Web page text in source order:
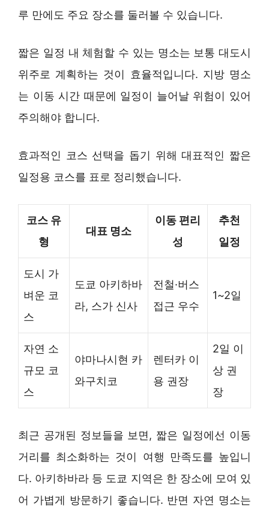
루 만에도 주요 장소를 둘러볼 수 있습니다.
짧은 일정 내 체험할 수 있는 명소는 보통 대도시
위주로 계획하는 것이 효율적입니다. 지방 명소
는 이동 시간 때문에 일정이 늘어날 위험이 있어
주의해야 합니다.
효과적인 코스 선택을 돕기 위해 대표적인 짧은
일정용 코스를 표로 정리했습니다.
코스 유
형
대표 명소
이동 편리
성
추천
일정
도시 가
벼운 코
스
도쿄 아키하바
라, 스가 신사
전철·버스
접근 우수
1~2일
자연 소
규모 코
스
야마나시현 카
와구치코
렌터카 이
용 권장
2일 이
상 권
장
최근 공개된 정보들을 보면, 짧은 일정에선 이동
거리를 최소화하는 것이 여행 만족도를 높입니
다. 아키하바라 등 도쿄 지역은 한 장소에 모여 있
어 가볍게 방문하기 좋습니다. 반면 자연 명소는